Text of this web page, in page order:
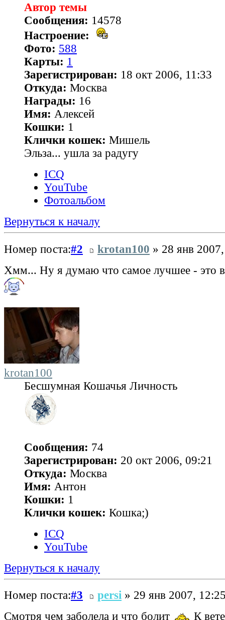
Автор темы
Сообщения: 14578
Настроение:
Фото: 588
Карты: 1
Зарегистрирован: 18 окт 2006, 11:33
Откуда: Москва
Награды: 16
Имя: Алексей
Кошки: 1
Клички кошек: Мишель
Эльза... ушла за радугу
ICQ
YouTube
Фотоальбом
Вернуться к началу
Номер поста:#2 krotan100 » 28 янв
Хмм... Ну я думаю что самое лучшее - это
krotan100
Бесшумная Кошачья Личность
Сообщения: 74
Зарегистрирован: 20 окт 2006, 09:21
Откуда: Москва
Имя: Антон
Кошки: 1
Клички кошек: Кошка;)
ICQ
YouTube
Вернуться к началу
Номер поста:#3 persi » 29 янв 2007,
Смотря чем заболела и что болит
К